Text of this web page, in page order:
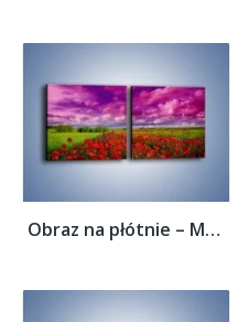
Obraz na płótnie – Maki nad fioletowymi...